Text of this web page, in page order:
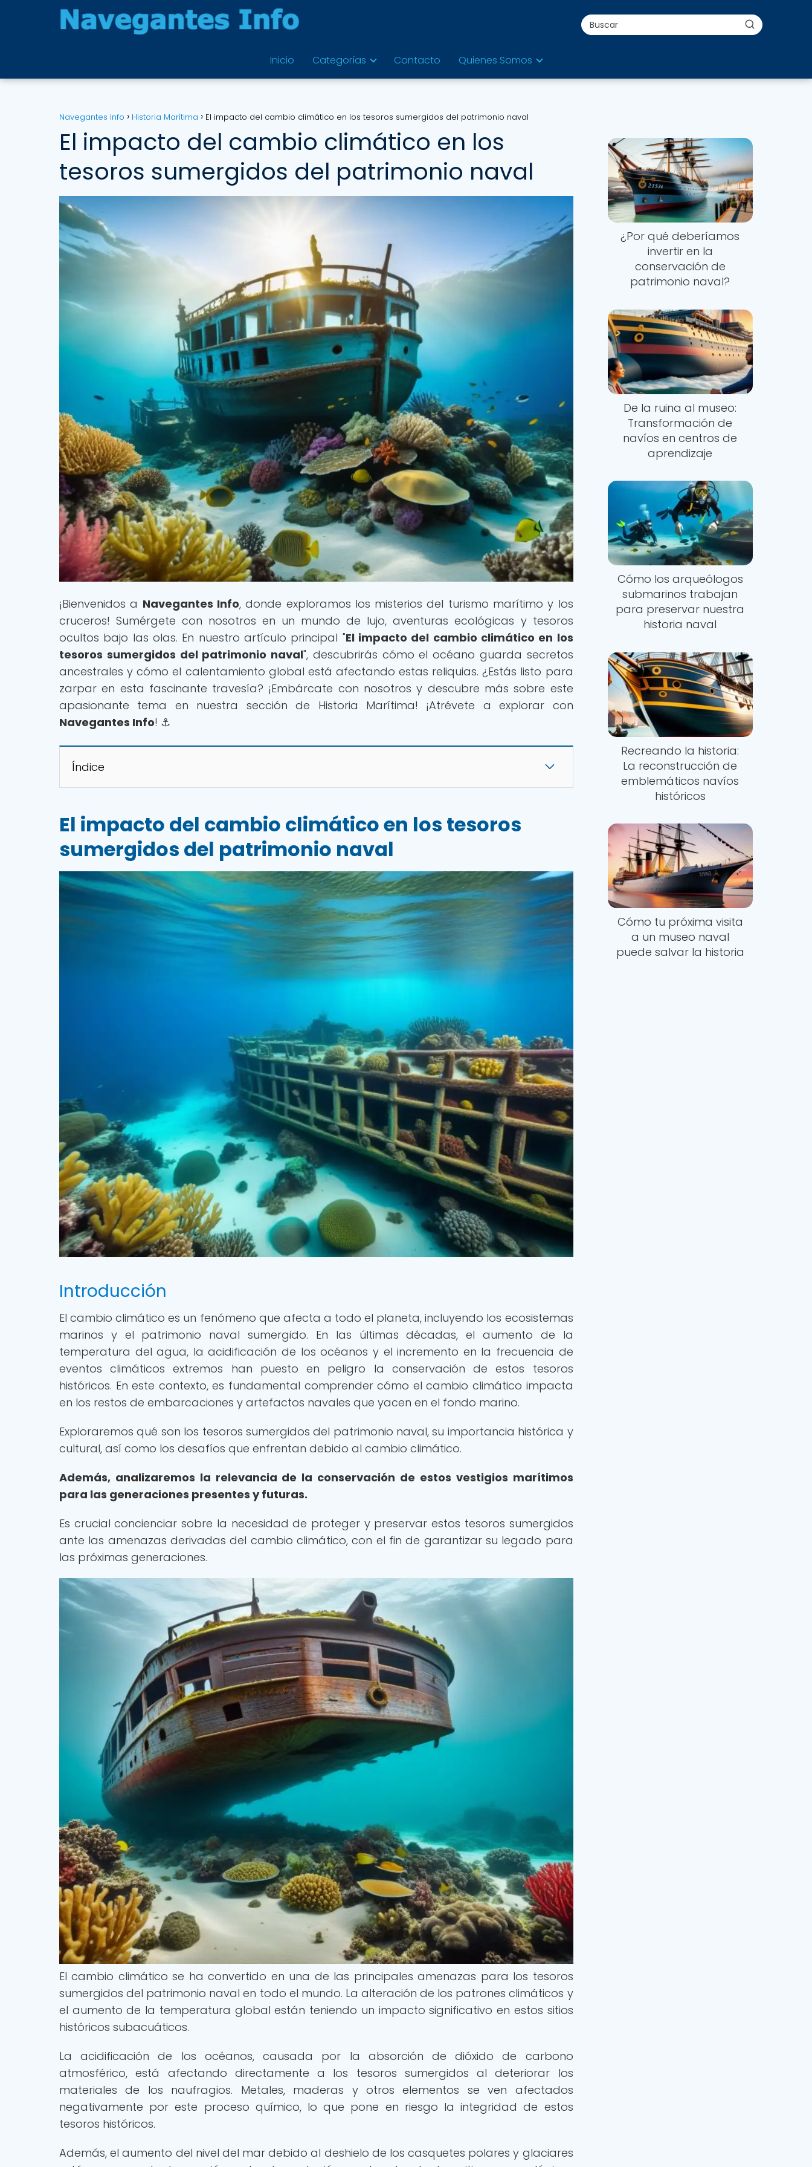
Inicio Categorías Contacto Quienes Somos
Navegantes Info Historia Marítima El impacto del cambio climático en los tesoros sumergidos del patrimonio naval
El impacto del cambio climático en los
tesoros sumergidos del patrimonio naval
¡Bienvenidos a Navegantes Info, donde exploramos los misterios del turismo marítimo y los
cruceros! Sumérgete con nosotros en un mundo de lujo, aventuras ecológicas y tesoros
ocultos bajo las olas. En nuestro artículo principal "El impacto del cambio climático en los
tesoros sumergidos del patrimonio naval", descubrirás cómo el océano guarda secretos
ancestrales y cómo el calentamiento global está afectando estas reliquias. ¿Estás listo para
zarpar en esta fascinante travesía? ¡Embárcate con nosotros y descubre más sobre este
apasionante tema en nuestra sección de Historia Marítima! ¡Atrévete a explorar con
Navegantes Info! ⚓
Índice
El impacto del cambio climático en los tesoros
sumergidos del patrimonio naval
Introducción
El cambio climático es un fenómeno que afecta a todo el planeta, incluyendo los ecosistemas
marinos y el patrimonio naval sumergido. En las últimas décadas, el aumento de la
temperatura del agua, la acidificación de los océanos y el incremento en la frecuencia de
eventos climáticos extremos han puesto en peligro la conservación de estos tesoros
históricos. En este contexto, es fundamental comprender cómo el cambio climático impacta
en los restos de embarcaciones y artefactos navales que yacen en el fondo marino.
Exploraremos qué son los tesoros sumergidos del patrimonio naval, su importancia histórica y
cultural, así como los desafíos que enfrentan debido al cambio climático.
Además, analizaremos la relevancia de la conservación de estos vestigios marítimos
para las generaciones presentes y futuras.
Es crucial concienciar sobre la necesidad de proteger y preservar estos tesoros sumergidos
ante las amenazas derivadas del cambio climático, con el fin de garantizar su legado para
las próximas generaciones.
El cambio climático se ha convertido en una de las principales amenazas para los tesoros
sumergidos del patrimonio naval en todo el mundo. La alteración de los patrones climáticos y
el aumento de la temperatura global están teniendo un impacto significativo en estos sitios
históricos subacuáticos.
La acidificación de los océanos, causada por la absorción de dióxido de carbono
atmosférico, está afectando directamente a los tesoros sumergidos al deteriorar los
materiales de los naufragios. Metales, maderas y otros elementos se ven afectados
negativamente por este proceso químico, lo que pone en riesgo la integridad de estos
tesoros históricos.
Además, el aumento del nivel del mar debido al deshielo de los casquetes polares y glaciares
¿Por qué deberíamos
invertir en la
conservación de
patrimonio naval?
De la ruina al museo:
Transformación de
navíos en centros de
aprendizaje
Cómo los arqueólogos
submarinos trabajan
para preservar nuestra
historia naval
Recreando la historia:
La reconstrucción de
emblemáticos navíos
históricos
Cómo tu próxima visita
a un museo naval
puede salvar la historia